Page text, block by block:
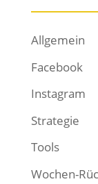
Allgemein
Facebook
Instagram
Strategie
Tools
Wochen-